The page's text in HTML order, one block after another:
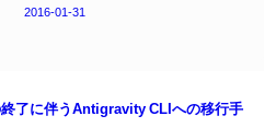
2016-01-31
了に伴うAntigravity CLIへの移行手